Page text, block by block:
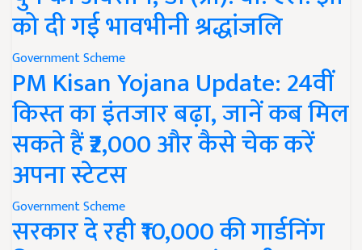
को दी गई भावभीनी श्रद्धांजलि
Government Scheme
PM Kisan Yojana Update: 24वीं
किस्त का इंतजार बढ़ा, जानें कब मिल
सकते हैं ₹2,000 और कैसे चेक करें
अपना स्टेटस
Government Scheme
सरकार दे रही ₹10,000 की गार्डनिंग